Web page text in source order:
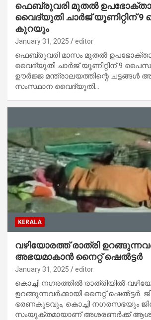
ഫെബ്രുവരി മുതല്‍
വൈദ്യുതി ചാര്‍ജ് യൂണിറ്റിന്
കുറയും
January 31, 2025 editor
ഫെബ്രുവരി മാസം മുതല്‍
വൈദ്യുതി ചാര്‍ജ് യൂണിറ്റിന് 9
ഊർജ്ജ മന്ത്രാലയത്തിന്റെ ചട്ടങ്ങൾ
സംസ്ഥാന വൈദ്യുതി…
KERALA
വഴിയോരത്ത് രാത്രി
അഭയമാകാന്‍ നൈറ്റ് ഷെല്‍ട്ടര്‍
January 31, 2025 editor
കൊച്ചി നഗരത്തില്‍ രാത്രിയില്‍
ഉറങ്ങുന്നവര്‍ക്കായി നൈറ്റ് ഷെല്‍ട്ടര്‍.
ഭരണകൂടവും, കൊച്ചി നഗരസഭയും
സംയുക്തമായാണ് അശരണര്‍ക്ക്